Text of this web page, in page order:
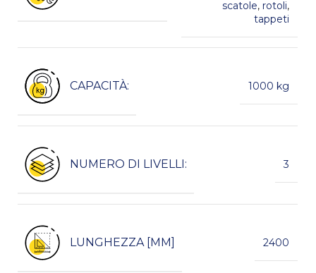
scatole, rotoli,
tappeti
CAPACITÀ: 1000 kg
NUMERO DI LIVELLI: 3
LUNGHEZZA [MM] 2400